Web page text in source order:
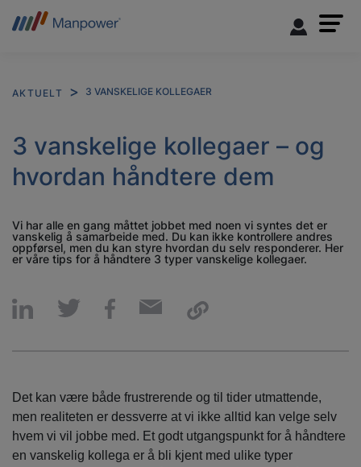
AKTUELT 3 VANSKELIGE KOLLEGAER
3 vanskelige kollegaer – og
hvordan håndtere dem
Vi har alle en gang måttet jobbet med noen vi syntes det er
vanskelig å samarbeide med. Du kan ikke kontrollere andres
oppførsel, men du kan styre hvordan du selv responderer. Her
er våre tips for å håndtere 3 typer vanskelige kollegaer.
Det kan være både frustrerende og til tider utmattende,
men realiteten er dessverre at vi ikke alltid kan velge selv
hvem vi vil jobbe med. Et godt utgangspunkt for å håndtere
en vanskelig kollega er å bli kjent med ulike typer